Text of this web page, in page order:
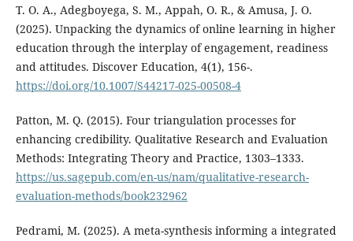
T. O. A., Adegboyega, S. M., Appah, O. R., & Amusa, J. O.
(2025). Unpacking the dynamics of online learning in higher
education through the interplay of engagement, readiness
and attitudes. Discover Education, 4(1), 156-.
https://doi.org/10.1007/S44217-025-00508-4
Patton, M. Q. (2015). Four triangulation processes for
enhancing credibility. Qualitative Research and Evaluation
Methods: Integrating Theory and Practice, 1303–1333.
https://us.sagepub.com/en-us/nam/qualitative-research-
evaluation-methods/book232962
Pedrami, M. (2025). A meta-synthesis informing a integrated